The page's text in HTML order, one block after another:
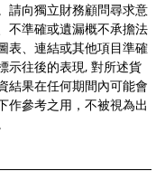
請向獨立財務顧問尋求意
不準確或遺漏概不承擔法
表、連結或其他項目準確
示往後的表現, 對所述貨
結果在任何期間內可能會
作參考之用，不被視為出